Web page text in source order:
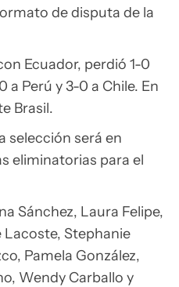
de disputa de la
Ecuador, perdió 1-0
a Perú y 3-0 a Chile. En
Brasil.
selección será en
eliminatorias para el
Sánchez, Laura Felipe,
Lacoste, Stephanie
Pamela González,
Wendy Carballo y